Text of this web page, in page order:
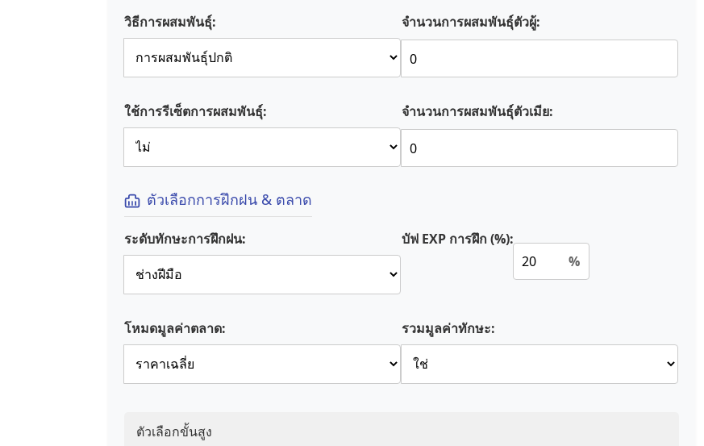
วิธีการผสมพันธุ์: จำนวนการผสมพันธุ์ตัวผู้:
ใช้การรีเซ็ตการผสมพันธุ์: จำนวนการผสมพันธุ์ตัวเมีย:
ตัวเลือกการฝึกฝน & ตลาด
ระดับทักษะการฝึกฝน:
บัฟ EXP การฝึก (%):
%
โหมดมูลค่าตลาด: รวมมูลค่าทักษะ:
ตัวเลือกขั้นสูง